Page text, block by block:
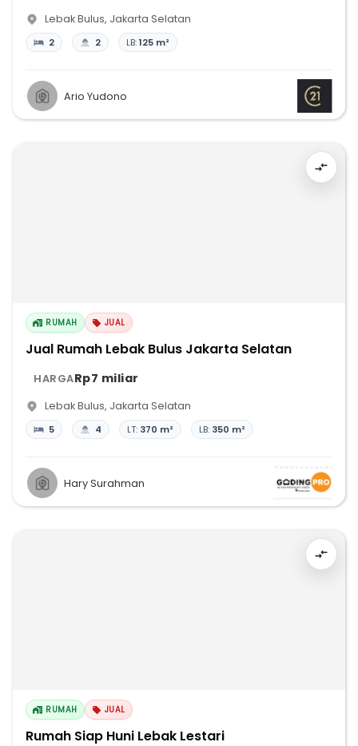
Lebak Bulus, Jakarta Selatan
2 2 LB:125 m²
Ario Yudono
RUMAH JUAL
Jual Rumah Lebak Bulus Jakarta Selatan
HARGARp7 miliar
Lebak Bulus, Jakarta Selatan
5 4 LT: 370 m² LB: 350 m²
Hary Surahman
RUMAH JUAL
Rumah Siap Huni Lebak Lestari